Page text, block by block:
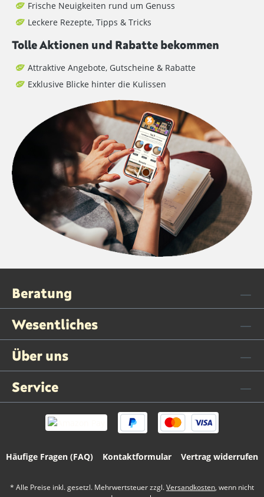
Frische Neuigkeiten rund um Genuss
Leckere Rezepte, Tipps & Tricks
Tolle Aktionen und Rabatte bekommen
Attraktive Angebote, Gutscheine & Rabatte
Exklusive Blicke hinter die Kulissen
Beratung
Wesentliches
Über uns
Service
Häufige Fragen (FAQ) Kontaktformular Vertrag widerrufen
* Alle Preise inkl. gesetzl. Mehrwertsteuer zzgl.Versandkosten, wenn nicht